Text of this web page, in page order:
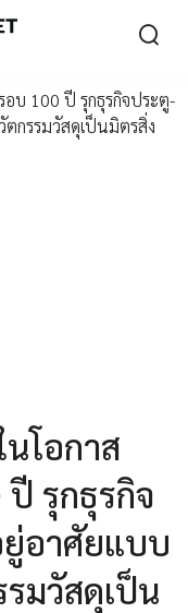
โอกาส
รุกธุรกิจ
อาศัยแบบ
มวัสดุเป็น